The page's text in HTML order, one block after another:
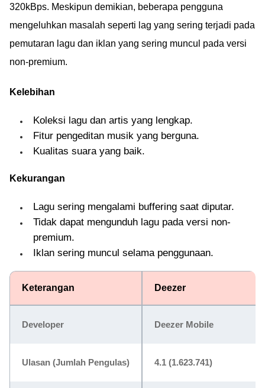
320kBps. Meskipun demikian, beberapa pengguna
mengeluhkan masalah seperti lag yang sering terjadi pada
pemutaran lagu dan iklan yang sering muncul pada versi
non-premium.
Kelebihan
Koleksi lagu dan artis yang lengkap.
Fitur pengeditan musik yang berguna.
Kualitas suara yang baik.
Kekurangan
Lagu sering mengalami buffering saat diputar.
Tidak dapat mengunduh lagu pada versi non-
premium.
Iklan sering muncul selama penggunaan.
Keterangan Deezer
Developer Deezer Mobile
Ulasan (Jumlah Pengulas) 4.1 (1.623.741)